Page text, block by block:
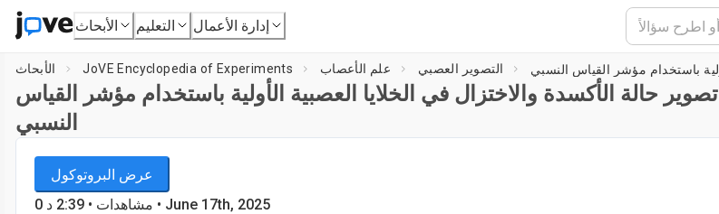
الأبحاث التعليم إدارة الأعمال
الأبحاث JoVE Encyclopedia of Experiments علم الأعصاب التصوير العصبي
تصوير حالة الأكسدة والاختزال في الخلايا العصبية الأولية باستخدام مؤشر القياس
النسبي
JoVE Encyclopedia of Experiments
علم الأعصاب
عرض البروتوكول
0
مشاهدات •
2:39 د • June 17th, 2025